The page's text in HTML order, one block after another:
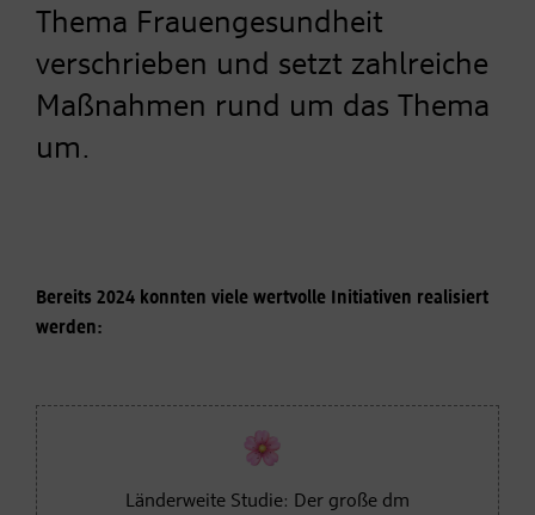
Thema Frauengesundheit
verschrieben und setzt zahlreiche
Maßnahmen rund um das Thema
um.
Bereits 2024 konnten viele wertvolle Initiativen realisiert
werden:
Länderweite Studie: Der große dm